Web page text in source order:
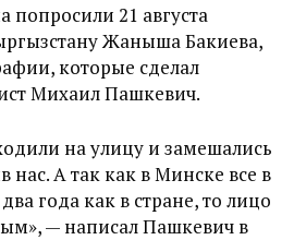
попросили 21 августа
Жаныша Бакиева,
которые сделал
Михаил Пашкевич.
на улицу и замешались
нас. А так как в Минске все в
года как в стране, то лицо
— написал Пашкевич в